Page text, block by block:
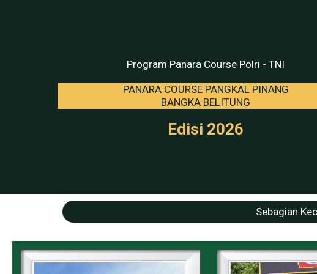
Program Panara Course Polri - TNI
PANARA COURSE PANGKAL PINANG
BANGKA BELITUNG
Edisi 2026
Sebagian